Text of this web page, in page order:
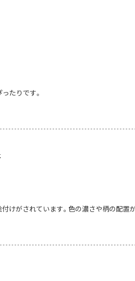
たりです。
けがされています。色の濃さや柄の配置